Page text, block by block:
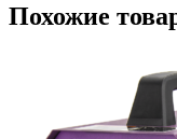
Похожие